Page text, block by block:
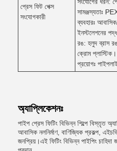
প্রেস ফিট পেক্স
সংযোগকারী
সামঞ্জস্যতাঃ
ব্যবহারঃ
ইনস্টলেশনের
রঙ: হলুদ ব্রাস
ক্রোম প্লাস্টিক।
প্রয়োগঃ
অ্যাপ্লিকেশনঃ
পাইপ প্রেস ফিটিং বিভিন্ন শিল্পে বিস্তৃত
আবাসিক নলনির্মাণ, বাণিজ্যিক প্রকল্প,
জনপ্রিয়।এই ফিটিং বিভিন্ন পাইপিং